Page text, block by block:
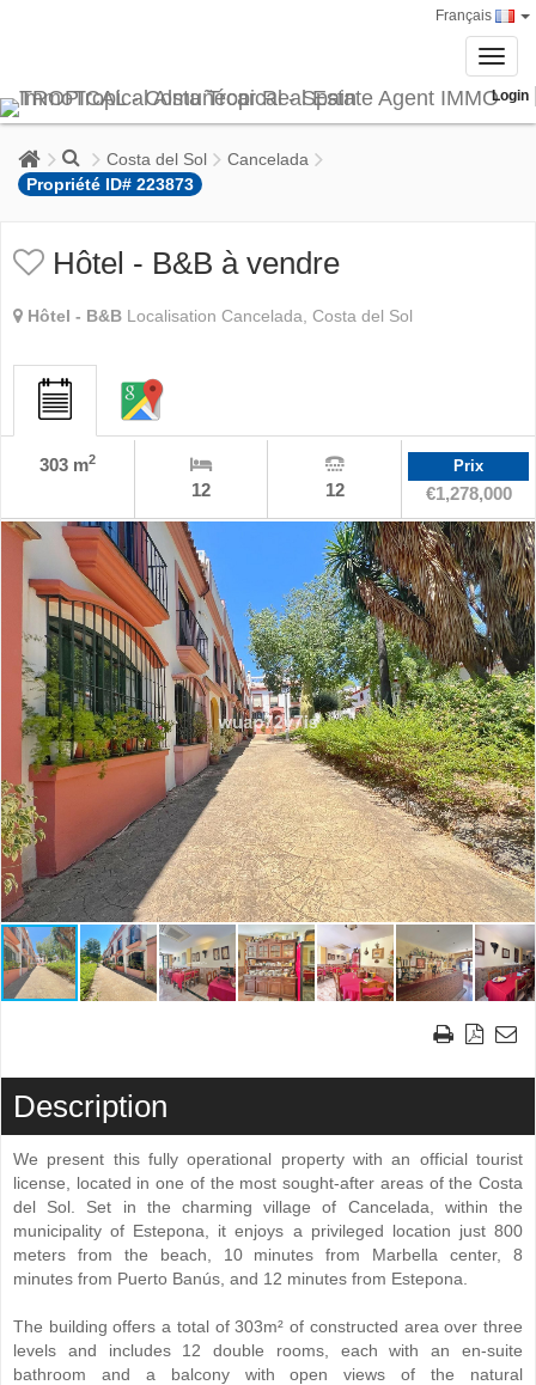
Français
Login
Costa del Sol
Cancelada
Propriété ID# 223873
Hôtel - B&B à vendre
Hôtel - B&B Localisation Cancelada, Costa del Sol
303 m2
12 12
Prix
€1,278,000
Description
We present this fully operational property with an official tourist
license, located in one of the most sought-after areas of the Costa
del Sol. Set in the charming village of Cancelada, within the
municipality of Estepona, it enjoys a privileged location just 800
meters from the beach, 10 minutes from Marbella center, 8
minutes from Puerto Banús, and 12 minutes from Estepona.
The building offers a total of 303m² of constructed area over three
levels and includes 12 double rooms, each with an en-suite
bathroom and a balcony with open views of the natural